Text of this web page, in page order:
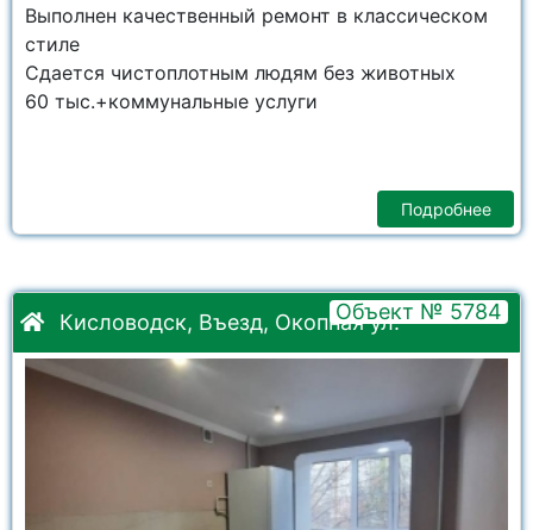
Выполнен качественный ремонт в классическом
стиле
Сдается чистоплотным людям без животных
60 тыс.+коммунальные услуги
Подробнее
Кисловодск, Въезд, Окопная ул.Объект № 5784